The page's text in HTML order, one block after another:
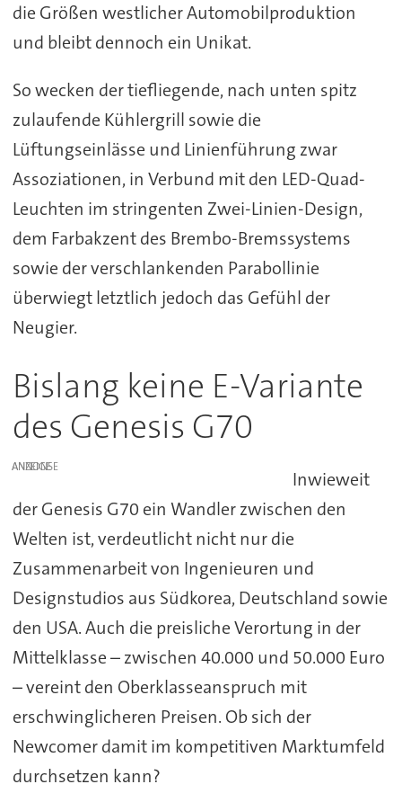
die Größen westlicher Automobilproduktion
und bleibt dennoch ein Unikat.
So wecken der tiefliegende, nach unten spitz
zulaufende Kühlergrill sowie die
Lüftungseinlässe und Linienführung zwar
Assoziationen, in Verbund mit den LED-Quad-
Leuchten im stringenten Zwei-Linien-Design,
dem Farbakzent des Brembo-Bremssystems
sowie der verschlankenden Parabollinie
überwiegt letztlich jedoch das Gefühl der
Neugier.
Bislang keine E-Variante
des Genesis G70
ANZEIGE
Inwieweit
der Genesis G70 ein Wandler zwischen den
Welten ist, verdeutlicht nicht nur die
Zusammenarbeit von Ingenieuren und
Designstudios aus Südkorea, Deutschland sowie
den USA. Auch die preisliche Verortung in der
Mittelklasse – zwischen 40.000 und 50.000 Euro
– vereint den Oberklasseanspruch mit
erschwinglicheren Preisen. Ob sich der
Newcomer damit im kompetitiven Marktumfeld
durchsetzen kann?